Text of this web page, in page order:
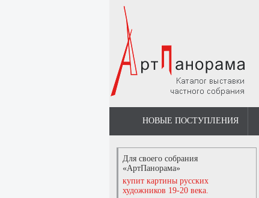
НОВЫЕ ПОСТУПЛЕНИЯ
Для своего собрания
«АртПанорама»
купит картины русских
художников 19-20 века.